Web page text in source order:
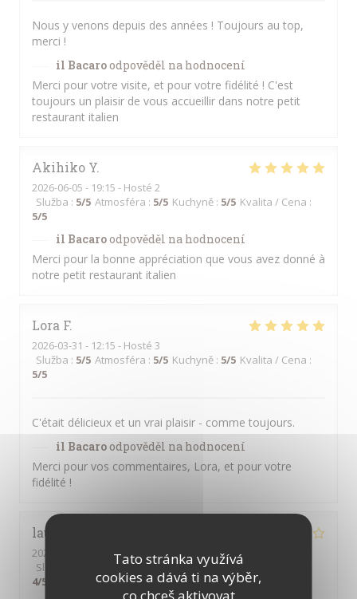
Tato stránka využívá
cookies a dává ti na výběr,
co chceš aktivovat
Nous y venons depuis des années ! Toujours au top,
merci !
il Bacaroodpověděl na hodnocení
Merci pour votre visite, et pour votre fidélité ! C'est
toujours un plaisir de vous accueillir dans notre petit
restaurant italien
Akihiko Y
2026-06-05 - 19:15 - Hosté 2
Služba : 5/5 Atmosféra : 5/5 Kuchyně : 5/5 Kvalita / Cena :
5/5
il Bacaroodpověděl na hodnocení
Merci pour la bonne appréciation que vous avez donné à
notre petit restaurant italien
Lora F
2026-03-31 - 12:15 - Hosté 3
Služba : 5/5 Atmosféra : 5/5 Kuchyně : 5/5 Kvalita / Cena :
5/5
C'était délicieux et un vrai plaisir - comme toujours.
il Bacaroodpověděl na hodnocení
Merci pour vos commentaires, Lora, et pour votre
fidélité !
laurence
2026-03-13
- 21:00 - Hosté 2
Služba
Atmosféra :3/5 Kuchyně: 4/5 Kvalita / Cena
4/5